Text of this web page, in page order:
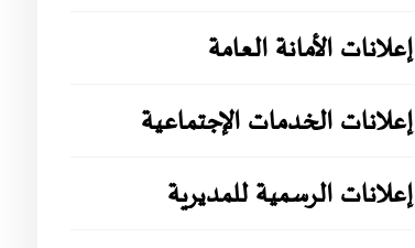
إعلانات الأمانة العامة
إعلانات الخدمات الإجتماعية
إعلانات الرسمية للمديرية